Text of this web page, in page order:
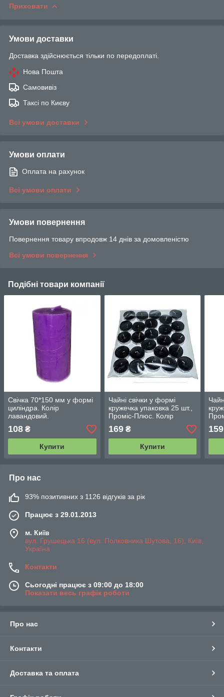
Приховати
Умови доставки
Доставка здійснюється тільки по передоплаті.
Нова Пошта
Самовивіз
Таксі по Києву
Всі умови доставки
Умови оплати
Оплата на рахунок
Всі умови оплати
Умови повернення
Повернення товару впродовж 14 днів за домовленістю
Всі умови повернення
Подібні товари компанії
Свічка 70*150 мм у формі
циліндра. Колір
лавандовий.
108 ₴
Купити
Чайні свічки у формі
кружечка упаковка 25 шт.,
Проміс-Плюс. Колір
чорний
169₴
Купити
159
Про нас
93% позитивних з 1126 відгуків за рік
Працює з 29.01.2013
м. Київ
вул. Грушецька 16 (вул. Полковника Шутова, 16), Київ,
Україна
Контакти
Сьогодні працює з 09:00 до 18:00
Показати весь графік роботи
Про нас
Контакти
Доставка та оплата